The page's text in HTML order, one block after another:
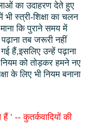
का उदाहरण देते हुए
स्त्री-शिक्षा का चलन
कि पुराने समय में
तब जरूरी नहीं
हैं,इसलिए उन्हें पढ़ाना
को तोड़कर हमने नए
के लिए भी नियम बनाना
’ -- कुतर्कवादियों की